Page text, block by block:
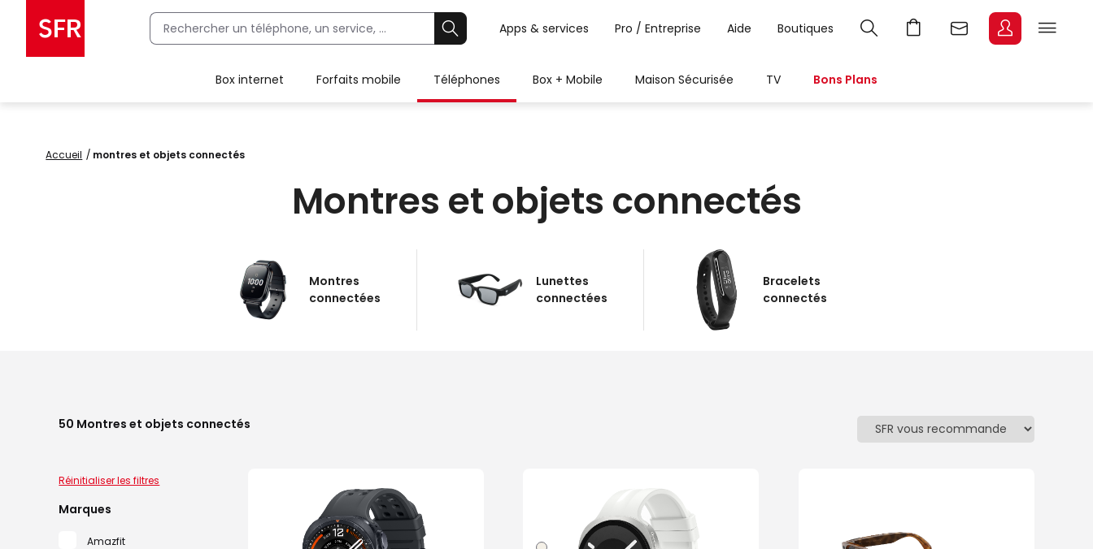
Apps & services Pro / Entreprise Aide Boutiques
Box internet Forfaits mobile Téléphones Box + Mobile Maison Sécurisée TV Bons Plans
Accueil montres et objets connectés
Montres et objets connectés
Montres
connectées
Lunettes
connectées
Bracelets
connectés
50 Montres et objets connectés
Réinitialiser les filtres
Marques
Amazfit